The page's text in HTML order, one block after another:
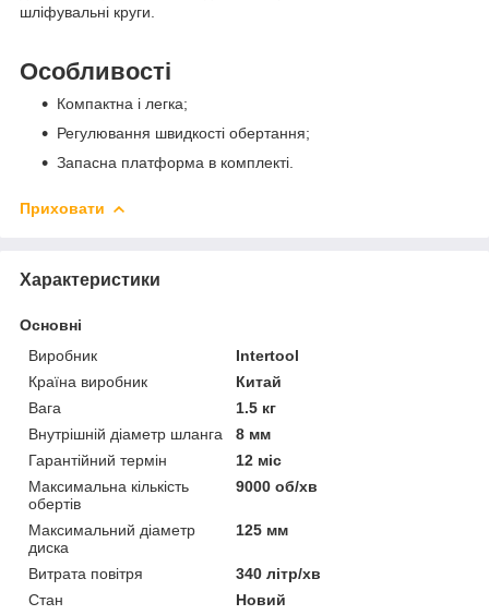
шліфувальні круги.
Особливості
Компактна і легка;
Регулювання швидкості обертання;
Запасна платформа в комплекті.
Приховати
Характеристики
Основні
Виробник
Intertool
Країна виробник
Китай
Вага
1.5 кг
Внутрішній діаметр шланга
8 мм
Гарантійний термін
12 міс
Максимальна кількість
обертів
9000 об/хв
Максимальний діаметр
диска
125 мм
Витрата повітря
340 літр/хв
Стан
Новий